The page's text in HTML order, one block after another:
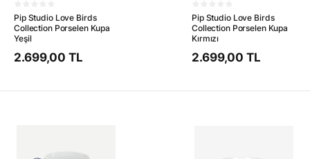
Pip Studio Love Birds
Collection Porselen Kupa
Yeşil
2.699,00 TL
Pip Studio Love Birds
Collection Porselen Kupa
Kırmızı
2.699,00 TL